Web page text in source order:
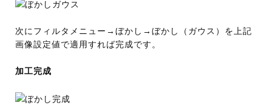
次にフィルタメニュー→ぼかし→ぼかし（ガウス）を上記
画像設定値で適用すれば完成です。
加工完成